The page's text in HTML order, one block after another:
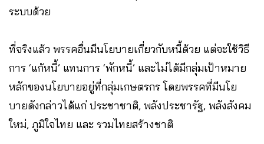
ระบบด้วย
ที่จริงแล้ว พรรคอื่นมีนโยบายเกี่ยวกับหนี้ด้วย แต่จะใช้วิธี
การ ‘แก้หนี้’ แทนการ ‘พักหนี้’ และไม่ได้มีกลุ่มเป้าหมาย
หลักของนโยบายอยู่ที่กลุ่มเกษตรกร โดยพรรคที่มีนโย
บายดังกล่าวได้แก่ ประชาชาติ, พลังประชารัฐ, พลังสังคม
ใหม่, ภูมิใจไทย และ รวมไทยสร้างชาติ